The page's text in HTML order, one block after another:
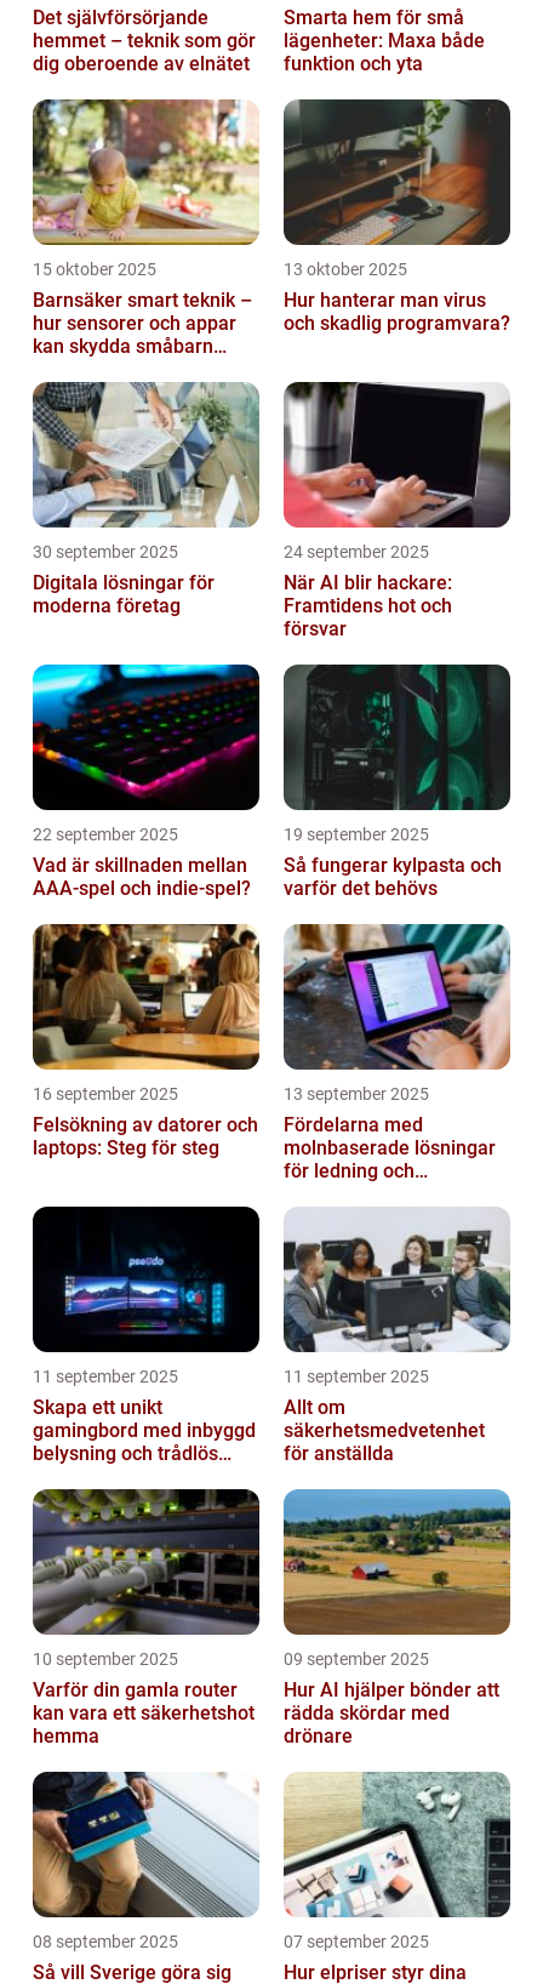
Det självförsörjande
hemmet – teknik som gör
dig oberoende av elnätet
Smarta hem för små
lägenheter: Maxa både
funktion och yta
15 oktober 2025
Barnsäker smart teknik –
hur sensorer och appar
kan skydda småbarn
13 oktober 2025
Hur hanterar man virus
och skadlig programvara?
30 september 2025
Digitala lösningar för
moderna företag
24 september 2025
När AI blir hackare:
Framtidens hot och
försvar
22 september 2025
Vad är skillnaden mellan
AAA-spel och indie-spel?
19 september 2025
Så fungerar kylpasta och
varför det behövs
16 september 2025
Felsökning av datorer och
laptops: Steg för steg
13 september 2025
Fördelarna med
molnbaserade lösningar
för ledning och
11 september 2025
Skapa ett unikt
gamingbord med inbyggd
belysning och trådlös
11 september 2025
Allt om
säkerhetsmedvetenhet
för anställda
10 september 2025
Varför din gamla router
kan vara ett säkerhetshot
hemma
09 september 2025
Hur AI hjälper bönder att
rädda skördar med
drönare
08 september 2025
Så vill Sverige göra sig
07 september 2025
Hur elpriser styr dina